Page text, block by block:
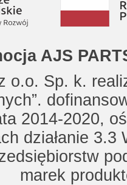
AJS
o.o. Sp. k.
2014-2020,
działanie
marek